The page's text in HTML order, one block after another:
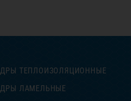
ТЕПЛОИЗОЛЯЦИОННЫЕ
ЛАМЕЛЬНЫЕ